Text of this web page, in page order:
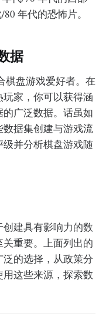
年代的恐怖片。
据
棋盘游戏爱好者。在
家，你可以获得涵
广泛数据。话虽如
据集创建与游戏流
并分析棋盘游戏随
建具有影响力的数
重要。上面列出的
的选择，从政策分
这些来源，探索数